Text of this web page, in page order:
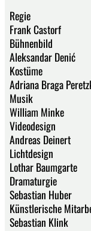
Regie
Frank Castorf
Bühnenbild
Aleksandar Denić
Kostüme
Adriana Braga
Musik
William Minke
Videodesign
Andreas Deinert
Lichtdesign
Lothar Baumgarte
Dramaturgie
Sebastian Huber
Künstlerische
Sebastian Klink